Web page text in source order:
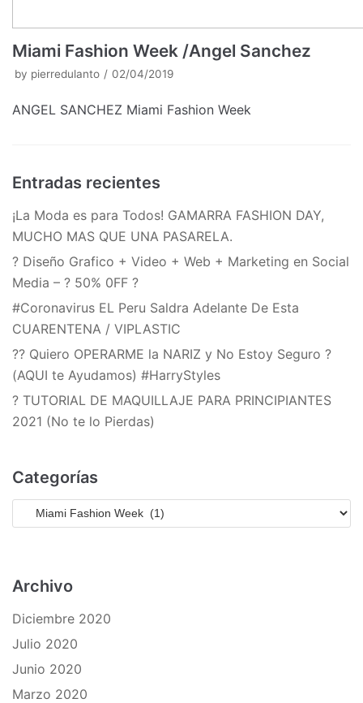
Miami Fashion Week /Angel Sanchez
by pierredulanto 02/04/2019
ANGEL SANCHEZ Miami Fashion Week
Entradas recientes
¡La Moda es para Todos! GAMARRA FASHION DAY,
MUCHO MAS QUE UNA PASARELA.
? Diseño Grafico + Video + Web + Marketing en Social
Media – ? 50% 0FF ?
#Coronavirus EL Peru Saldra Adelante De Esta
CUARENTENA / VIPLASTIC
?? Quiero OPERARME la NARIZ y No Estoy Seguro ?
(AQUI te Ayudamos) #HarryStyles
? TUTORIAL DE MAQUILLAJE PARA PRINCIPIANTES
2021 (No te lo Pierdas)
Categorías
Archivo
Diciembre 2020
Julio 2020
Junio 2020
Marzo 2020